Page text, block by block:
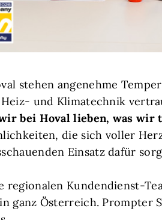
stehen angenehme
und Klimatechnik
bei Hoval lieben, was wir
die sich voller
Einsatz dafür
regionalen Kundendienst-
ganz Österreich. Prompter